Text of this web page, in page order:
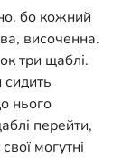
бо кожний
височенна.
три щаблі.
нього
перейти,
могутні